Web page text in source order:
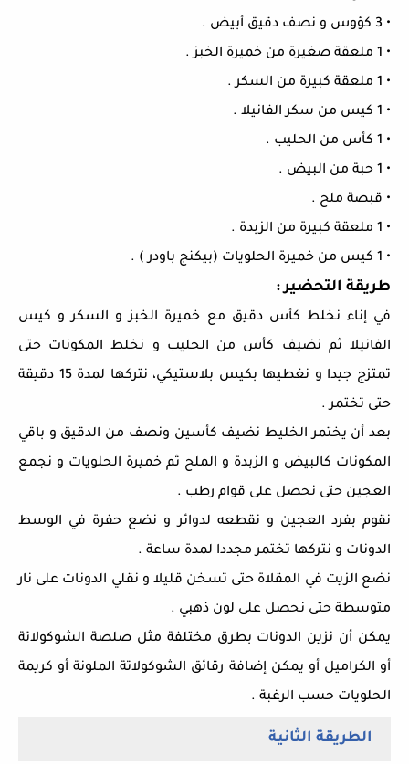
• 3 كؤوس و نصف دقيق أبيض .
• 1 ملعقة صغيرة من خميرة الخبز .
• 1 ملعقة كبيرة من السكر .
• 1 كيس من سكر الفانيلا .
• 1 كأس من الحليب .
• 1 حبة من البيض .
• قبصة ملح .
• 1 ملعقة كبيرة من الز
بدة .
• 1 كيس من خميرة الحلويات (بيكنج باودر ) .
طريقة التحضير :
في إناء نخلط كأس دقيق مع خميرة الخبز و السكر و كيس
الفانيلا ثم نضيف كأس من الحليب و نخلط المكونات حتى
تمتزج جيدا و نغطيها بكيس بلاستيكي، نتركها لمدة 15 دقيقة
حتى تختمر .
بعد أن يختمر الخليط نضيف كأسين ونصف من الدقيق و باقي
المكونات كالبيض و الزبدة و الملح ثم خميرة الحلويات و نجمع
العجين حتى نحصل على قوام رطب .
نقوم بفرد العجين و نقطعه لدوائر و نضع حفرة في الوسط
الدونات و نتركها تختمر مجددا لمدة ساعة .
نضع الزيت في المقلاة حتى تسخن قليلا و نقلي الدونات على نار
متوسطة حتى نحصل على لون ذهبي .
يمكن أن نزين الدونات بطرق مختلفة مثل صلصة الشوكولاتة
أو الكراميل أو يمكن إضافة رقائق الشوكولاتة الملونة أو كريمة
الحلويات حسب الرغبة .
الطريقة الثانية